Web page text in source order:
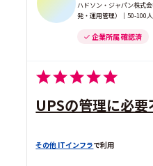
ハドソン・ジャパン株式
発・運用管理）｜50-100
企業所属 確認済
UPSの管理に必
その他 ITインフラで利用